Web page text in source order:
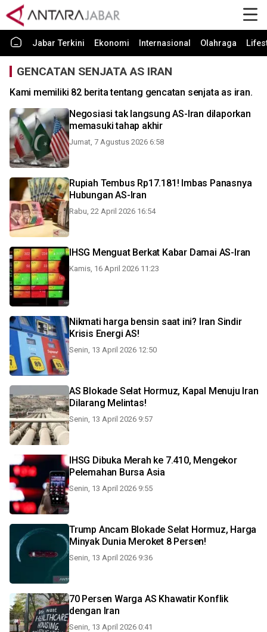
Jabar Terkini Ekonomi Internasional Olahraga
GENCATAN SENJATA AS IRAN
Kami memiliki 82 berita tentang gencatan senjata as iran.
Negosiasi tak langsung AS-Iran dilaporkan
memasuki tahap akhir
Jumat, 7 Agustus 2026 6:58
Rupiah Tembus Rp17.181! Imbas Panasnya
Hubungan AS-Iran
Rabu, 22 April 2026 16:54
IHSG Menguat Berkat Kabar Damai AS-Iran
Kamis, 16 April 2026 11:23
Nikmati harga bensin saat ini? Iran Sindir
Krisis Energi AS!
Senin, 13 April 2026 12:50
AS Blokade Selat Hormuz, Kapal Menuju Iran
Dilarang Melintas!
Senin, 13 April 2026 9:57
IHSG Dibuka Merah ke 7.410, Mengekor
Pelemahan Bursa Asia
Senin, 13 April 2026 9:55
Trump Ancam Blokade Selat Hormuz, Harga
Minyak Dunia Meroket 8 Persen!
Senin, 13 April 2026 9:36
70 Persen Warga AS Khawatir Konflik
dengan Iran
Senin, 13 April 2026 0:41